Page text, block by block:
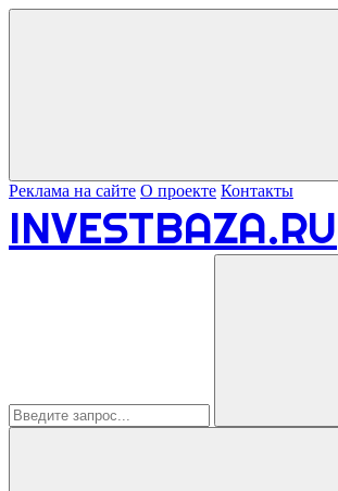
Реклама на сайте О проекте Контакты
INVESTBAZA.RU